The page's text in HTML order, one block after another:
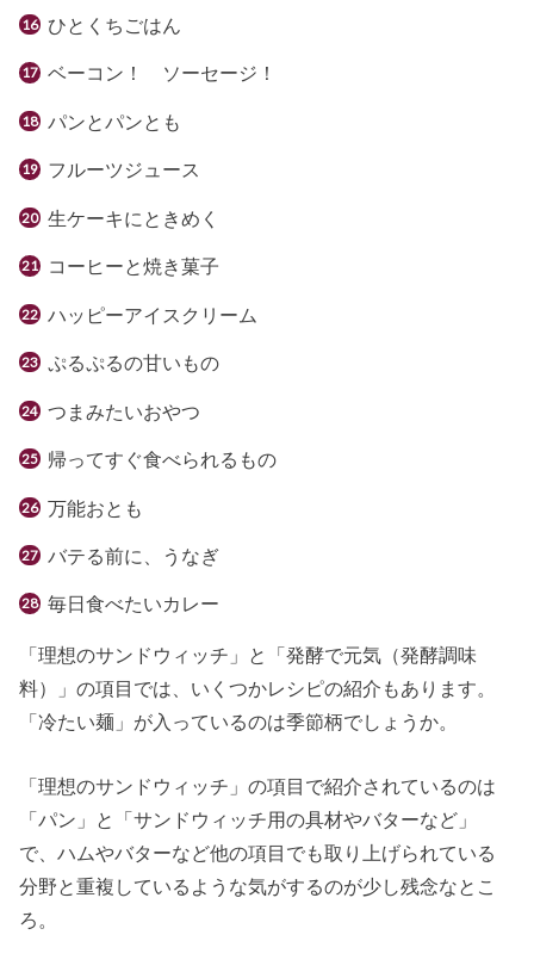
ひとくちごはん
ベーコン！ ソーセージ！
パンとパンとも
フルーツジュース
生ケーキにときめく
コーヒーと焼き菓子
ハッピーアイスクリーム
ぷるぷるの甘いもの
つまみたいおやつ
帰ってすぐ食べられるもの
万能おとも
バテる前に、うなぎ
毎日食べたいカレー
「理想のサンドウィッチ」と「発酵で元気（発酵調味
料）」の項目では、いくつかレシピの紹介もあります。
「冷たい麺」が入っているのは季節柄でしょうか。
「理想のサンドウィッチ」の項目で紹介されているのは
「パン」と「サンドウィッチ用の具材やバターなど」
で、ハムやバターなど他の項目でも取り上げられている
分野と重複しているような気がするのが少し残念なとこ
ろ。